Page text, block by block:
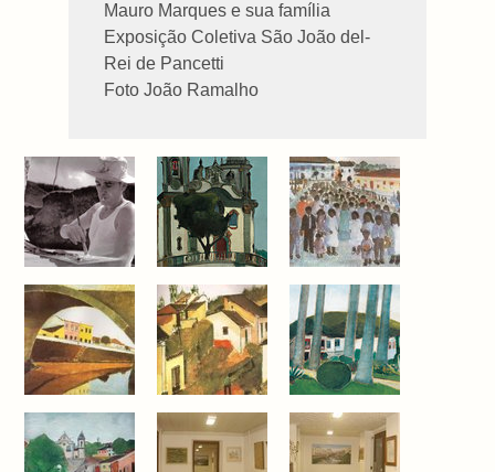
Mauro Marques e sua família
Exposição Coletiva São João del-
Rei de Pancetti
Foto João Ramalho